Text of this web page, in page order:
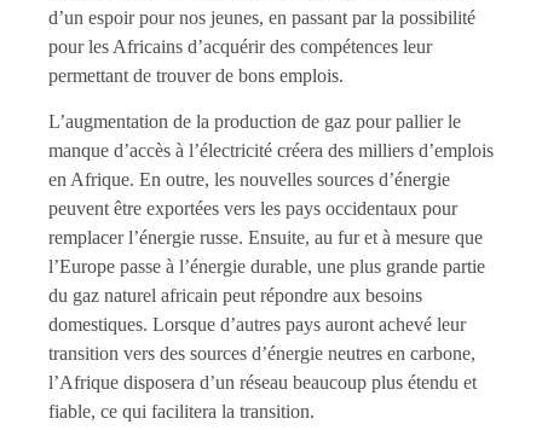
d’un espoir pour nos jeunes, en passant par la possibilité
pour les Africains d’acquérir des compétences leur
permettant de trouver de bons emplois.
L’augmentation de la production de gaz pour pallier le
manque d’accès à l’électricité créera des milliers d’emplois
en Afrique. En outre, les nouvelles sources d’énergie
peuvent être exportées vers les pays occidentaux pour
remplacer l’énergie russe. Ensuite, au fur et à mesure que
l’Europe passe à l’énergie durable, une plus grande partie
du gaz naturel africain peut répondre aux besoins
domestiques. Lorsque d’autres pays auront achevé leur
transition vers des sources d’énergie neutres en carbone,
l’Afrique disposera d’un réseau beaucoup plus étendu et
fiable, ce qui facilitera la transition.